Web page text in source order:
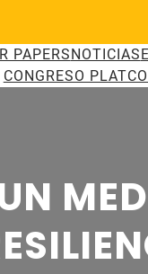
PAPERS NOTICIAS
CONGRESO